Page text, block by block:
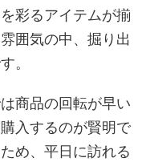
彩るアイテムが揃
囲気の中、掘り出
。
商品の回転が早い
入するのが賢明で
め、平日に訪れる